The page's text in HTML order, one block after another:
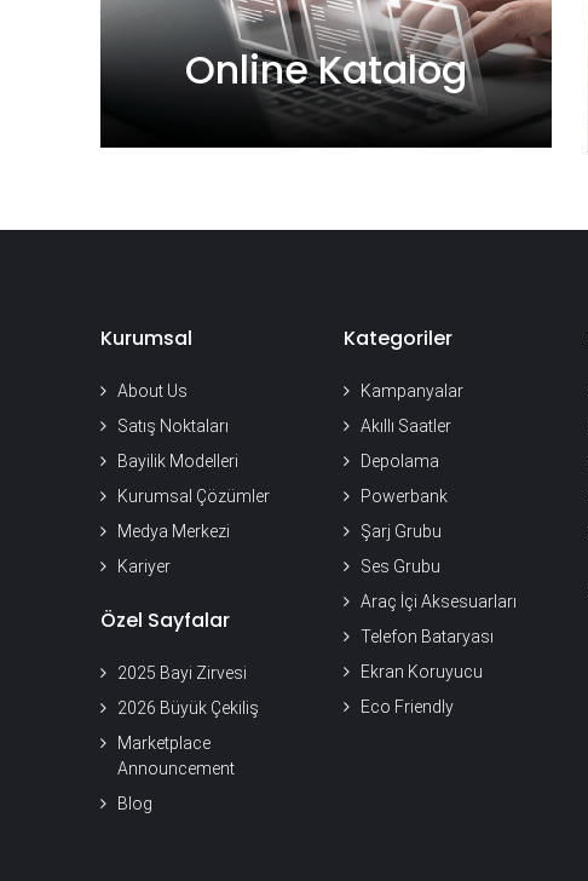
Online Katalog
Kurumsal
About Us
Satış Noktaları
Bayilik Modelleri
Kurumsal Çözümler
Medya Merkezi
Kariyer
Özel Sayfalar
2025 Bayi Zirvesi
2026 Büyük Çekiliş
Marketplace
Announcement
Blog
Kategoriler
Kampanyalar
Akıllı Saatler
Depolama
Powerbank
Şarj Grubu
Ses Grubu
Araç İçi Aksesuarları
Telefon Bataryası
Ekran Koruyucu
Eco Friendly